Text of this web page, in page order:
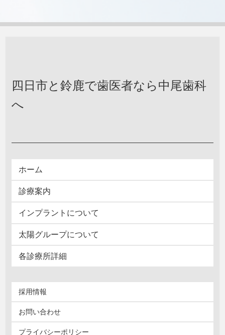
四日市と鈴鹿で歯医者なら中尾歯科
へ
ホーム
診療案内
インプラントについて
太陽グループについて
各診療所詳細
採用情報
お問い合わせ
プライバシーポリシー